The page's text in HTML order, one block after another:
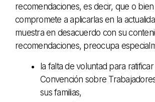
recomendaciones, es decir, que o
compromete a aplicarlas en la
muestra en desacuerdo con su
recomendaciones, preocupa
la falta de voluntad para ratificar
Convención sobre
sus familias,